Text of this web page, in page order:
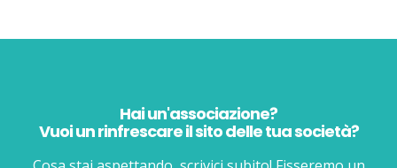
Hai un'associazione?
Vuoi un rinfrescare il sito delle tua società?